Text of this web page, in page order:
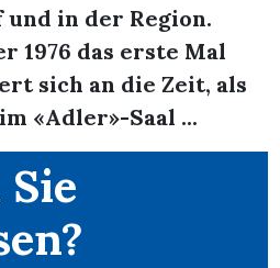
und in der Region.
1976 das erste Mal
sich an die Zeit, als
«Adler»-Saal ...